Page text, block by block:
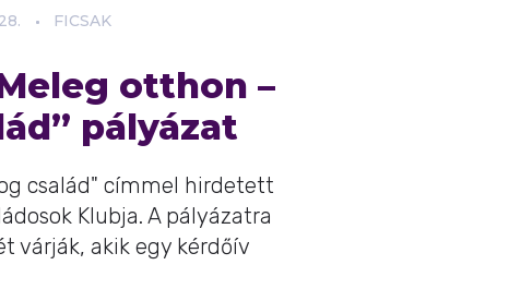
28. FICSAK
otthon –
pályázat
család" címmel hirdetett
Klubja. A pályázatra
várják, akik egy kérdőív